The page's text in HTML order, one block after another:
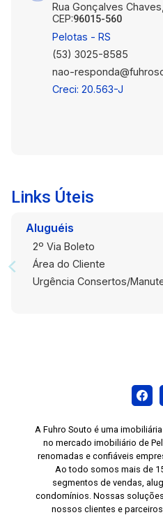
Rua Gonçalves
CEP:96015-560
Pelotas - RS
(53) 3025-8585
nao-
Creci: 20.563-J
Links Úteis
Aluguéis
2º Via Boleto
Área do Cliente
Urgência Consertos/
A Fuhro Souto é uma
no mercado imobiliário de
renomadas e confiáveis
Ao todo somos mais de
segmentos de vendas,
condomínios. Nossas
nossos clientes e